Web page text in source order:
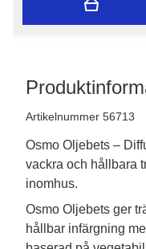
Artikelnummer 56713
Osmo Oljebets –
vackra och hållbara
inomhus.
Osmo Oljebets ger
hållbar infärgning